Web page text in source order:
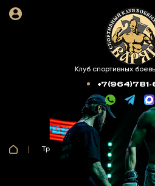
Клуб спортивных
Тренера Сукиасян
Инструктор